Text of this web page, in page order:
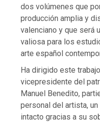
dos volúmenes que
producción amplia y
valenciano y que será
valiosa para los
arte español
Ha dirigido este
vicepresidente del
Manuel Benedito,
personal del artista,
intacto gracias a su